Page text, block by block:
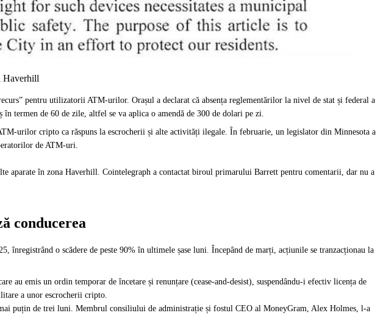
Haverhill
pentru utilizatorii ATM-urilor. Orașul a declarat că absența reglementărilor la nivel de stat și federal a
termen de 60 de zile, altfel se va aplica o amendă de 300 de dolari pe zi.
urilor cripto ca răspuns la escrocherii și alte activități ilegale. În februarie, un legislator din Minnesota a
de ATM-uri.
aparate în zona Haverhill. Cointelegraph a contactat biroul primarului Barrett pentru comentarii, dar nu a
conducerea
o scădere de peste 90% în ultimele șase luni. Începând de marți, acțiunile se tranzacționau la
emis un ordin temporar de încetare și renunțare (cease-and-desist), suspendându-i efectiv licența de
a unor escrocherii cripto.
puțin de trei luni. Membrul consiliului de administrație și fostul CEO al MoneyGram, Alex Holmes, l-a